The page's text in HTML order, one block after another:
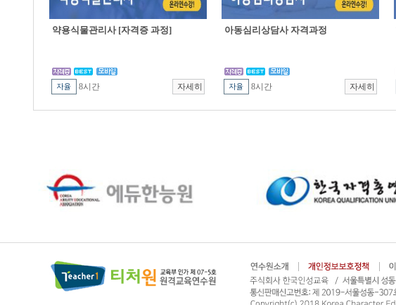
약용식물관리사 [자격증 과정]
8시간
아동심리상담사 자격과정
8시간